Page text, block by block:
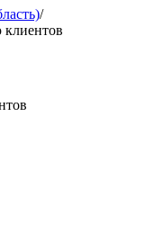
/
клиентов